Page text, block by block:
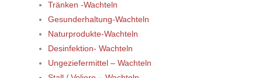
Tränken -Wachteln
Gesunderhaltung-Wachteln
Naturprodukte-Wachteln
Desinfektion- Wachteln
Ungeziefermittel – Wachteln